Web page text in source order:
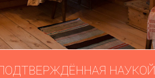
НАУКОЙ